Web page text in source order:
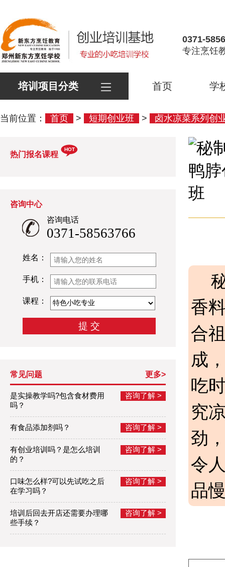
0371-
专注烹饪
培训项目分类 首页 学
当前位置： 首页 > 短期创业班 > 卤水凉菜系列创
热门报名课程
HOT
咨询中心
咨询电话
0371-58563766
姓名：
手机：
课程：
常见问题 更多>
是实操教学吗?包含食材费用
吗？
咨询了解 >
有食品添加剂吗？ 咨询了解 >
有创业培训吗？是怎么培训
的？
咨询了解 >
口味怎么样?可以先试吃之后
在学习吗？
咨询了解 >
培训后回去开店还需要办理哪
些手续？
咨询了解 >
香
合
成
吃
究
劲
令
品